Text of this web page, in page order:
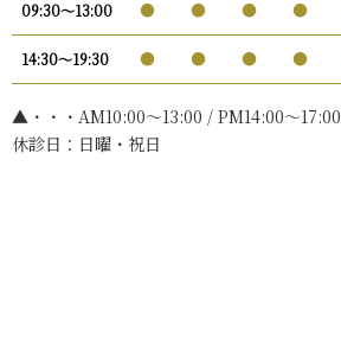
09:30〜13:00 ● ● ● ●
14:30〜19:30 ● ● ● ●
▲・・・AM10:00〜13:00 / PM14:00～17:00
休診日：日曜・祝日